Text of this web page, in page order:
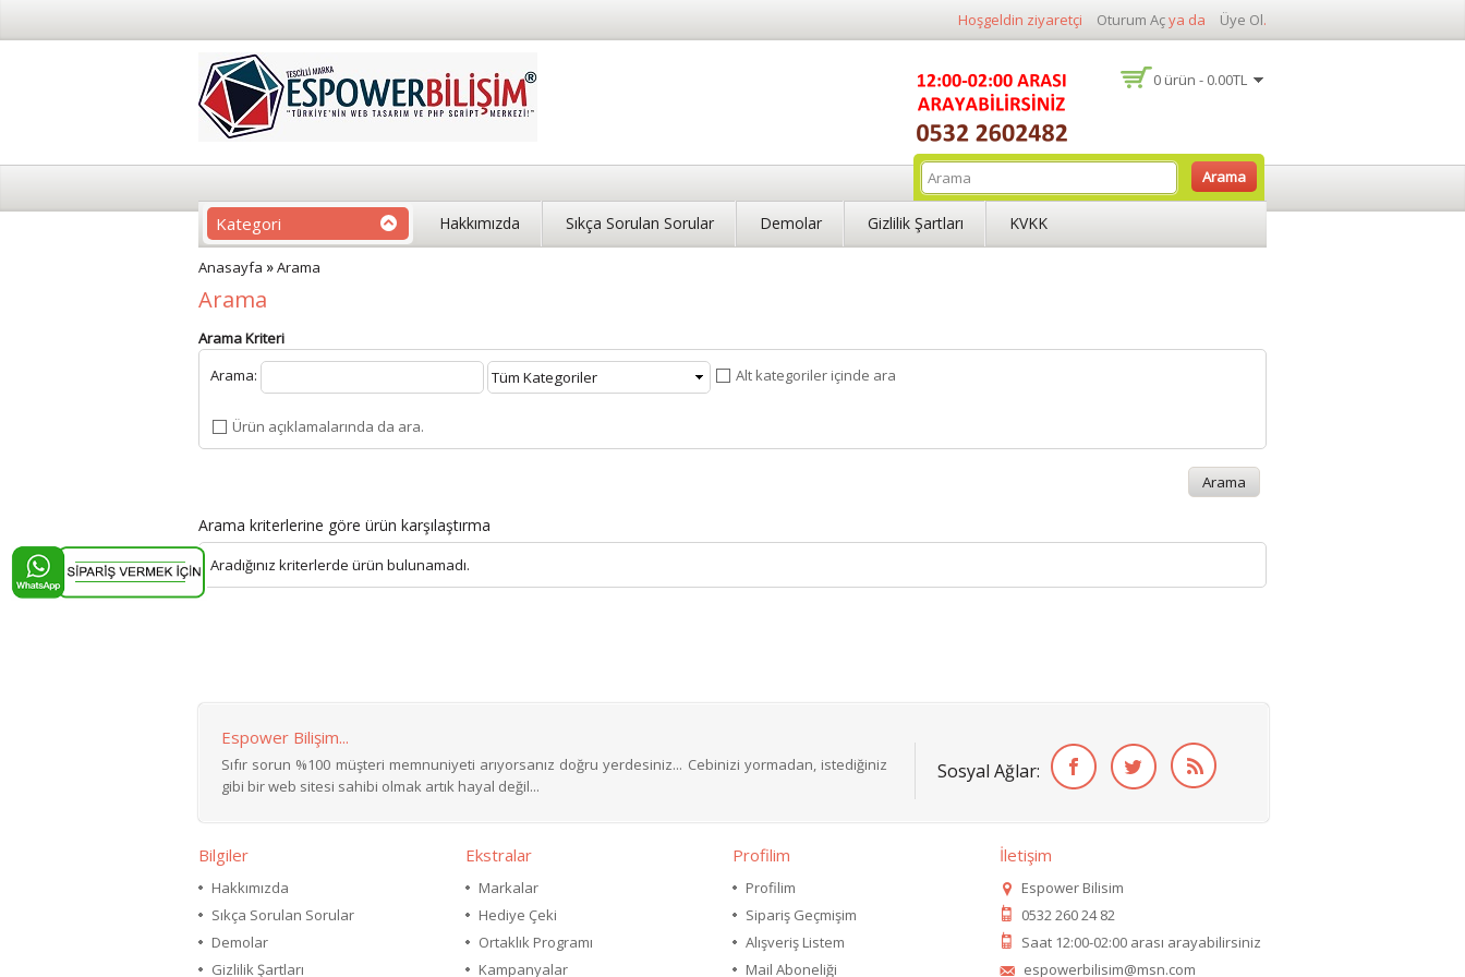
Hoşgeldin ziyaretçi Oturum Açya da Üye Ol.
0 ürün - 0.00TL
Arama
Kategori Hakkımızda Sıkça Sorulan Sorular Demolar Gizlilik Şartları KVKK
Anasayfa »Arama
Arama
Arama Kriteri
Arama:
Alt kategoriler içinde ara
Ürün açıklamalarında da ara.
Arama kriterlerine göre ürün karşılaştırma
Aradığınız kriterlerde ürün bulunamadı.
Espower Bilişim...
Sıfır sorun %100 müşteri memnuniyeti arıyorsanız doğru yerdesiniz... Cebinizi yormadan, istediğiniz
gibi bir web sitesi sahibi olmak artık hayal değil...
Sosyal Ağlar:
Bilgiler
Hakkımızda
Sıkça Sorulan Sorular
Demolar
Gizlilik Şartları
Ekstralar
Markalar
Hediye Çeki
Ortaklık Programı
Kampanyalar
Profilim
Profilim
Sipariş Geçmişim
Alışveriş Listem
Mail Aboneliği
İletişim
Espower Bilisim
0532 260 24 82
Saat 12:00-02:00 arası arayabilirsiniz
espowerbilisim@msn.com